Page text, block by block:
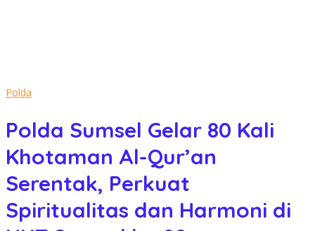
Polda
Polda Sumsel Gelar 80 Kali
Khotaman Al-Qur’an
Serentak, Perkuat
Spiritualitas dan Harmoni di